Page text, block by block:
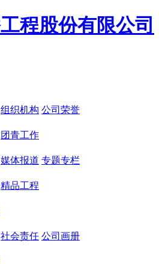
组织机构 公司荣誉
团青工作
媒体报道 专题专栏
精品工程
社会责任 公司画册